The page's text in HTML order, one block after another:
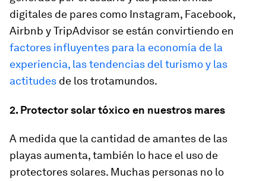
digitales de pares como Instagram, Facebook,
Airbnb y TripAdvisor se están convirtiendo en
factores influyentes para la economía de la
experiencia, las tendencias del turismo y las
actitudes de los trotamundos.
2. Protector solar tóxico en nuestros mares
A medida que la cantidad de amantes de las
playas aumenta, también lo hace el uso de
protectores solares. Muchas personas no lo